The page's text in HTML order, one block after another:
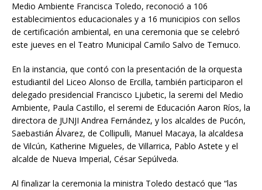
Medio Ambiente Francisca Toledo, reconoció a 106
establecimientos educacionales y a 16 municipios con sellos
de certificación ambiental, en una ceremonia que se celebró
este jueves en el Teatro Municipal Camilo Salvo de Temuco.
En la instancia, que contó con la presentación de la orquesta
estudiantil del Liceo Alonso de Ercilla, también participaron el
delegado presidencial Francisco Ljubetic, la seremi del Medio
Ambiente, Paula Castillo, el seremi de Educación Aaron Ríos, la
directora de JUNJI Andrea Fernández, y los alcaldes de Pucón,
Saebastián Álvarez, de Collipulli, Manuel Macaya, la alcaldesa
de Vilcún, Katherine Migueles, de Villarrica, Pablo Astete y el
alcalde de Nueva Imperial, César Sepúlveda.
Al finalizar la ceremonia la ministra Toledo destacó que “las